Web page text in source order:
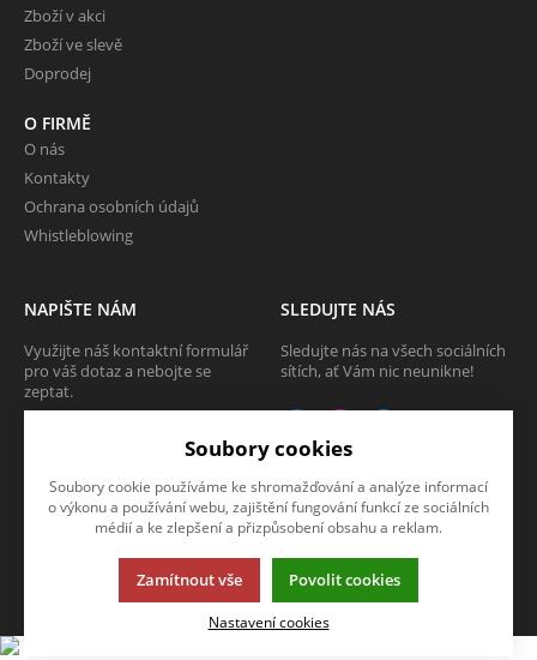
Zboží v akci
Zboží ve slevě
Doprodej
O FIRMĚ
O nás
Kontakty
Ochrana osobních údajů
Whistleblowing
NAPIŠTE NÁM
Využijte náš kontaktní formulář
pro váš dotaz a nebojte se
zeptat.
SLEDUJTE NÁS
Sledujte nás na všech sociálních
sítích, ať Vám nic neunikne!
© 2013-2026 Internetový obchod TECAM PCV a.s.
K2 e-shop - První e-shop, který uřídí celou vaši firmu.
Soubory cookies
Soubory cookie používáme ke shromažďování a analýze informací
o výkonu a používání webu, zajištění fungování funkcí ze sociálních
médií a ke zlepšení a přizpůsobení obsahu a reklam.
Zamítnout vše Povolit cookies
Nastavení cookies